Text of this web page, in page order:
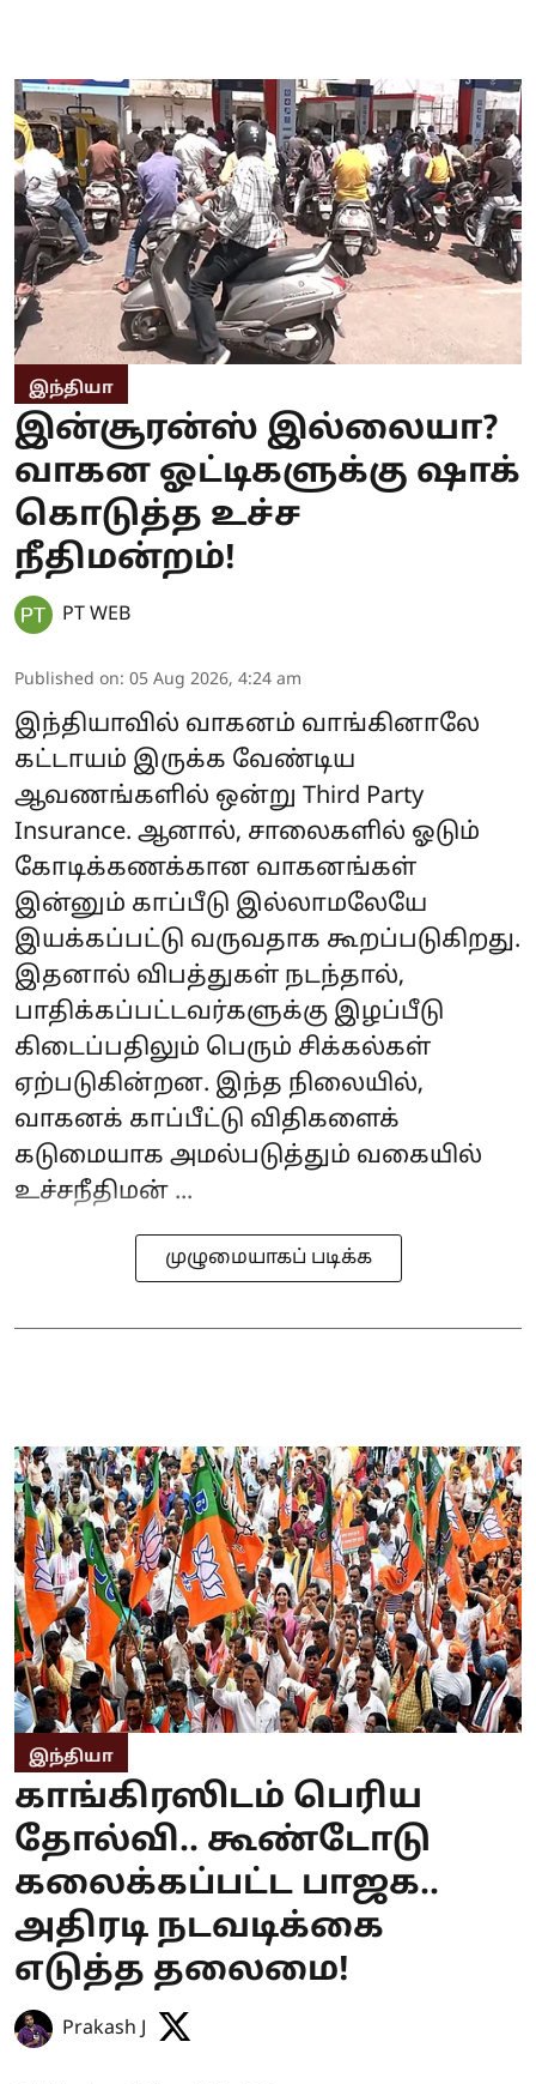
இந்தியா
இன்சூரன்ஸ் இல்லையா?
வாகன ஓட்டிகளுக்கு ஷாக்
கொடுத்த உச்ச
நீதிமன்றம்!
PT WEB
Published on: 05 Aug 2026, 4:24 am
இந்தியாவில் வாகனம் வாங்கினாலே
கட்டாயம் இருக்க வேண்டிய
ஆவணங்களில் ஒன்று Third Party
Insurance. ஆனால், சாலைகளில் ஓடும்
கோடிக்கணக்கான வாகனங்கள்
இன்னும் காப்பீடு இல்லாமலேயே
இயக்கப்பட்டு வருவதாக கூறப்படுகிறது.
இதனால் விபத்துகள் நடந்தால்,
பாதிக்கப்பட்டவர்களுக்கு இழப்பீடு
கிடைப்பதிலும் பெரும் சிக்கல்கள்
ஏற்படுகின்றன. இந்த நிலையில்,
வாகனக் காப்பீட்டு விதிகளைக்
கடுமையாக அமல்படுத்தும் வகையில்
உச்சநீதிமன் ...
முழுமையாகப் படிக்க
இந்தியா
காங்கிரஸிடம் பெரிய
தோல்வி.. கூண்டோடு
கலைக்கப்பட்ட பாஜக..
அதிரடி நடவடிக்கை
எடுத்த தலைமை!
Prakash J